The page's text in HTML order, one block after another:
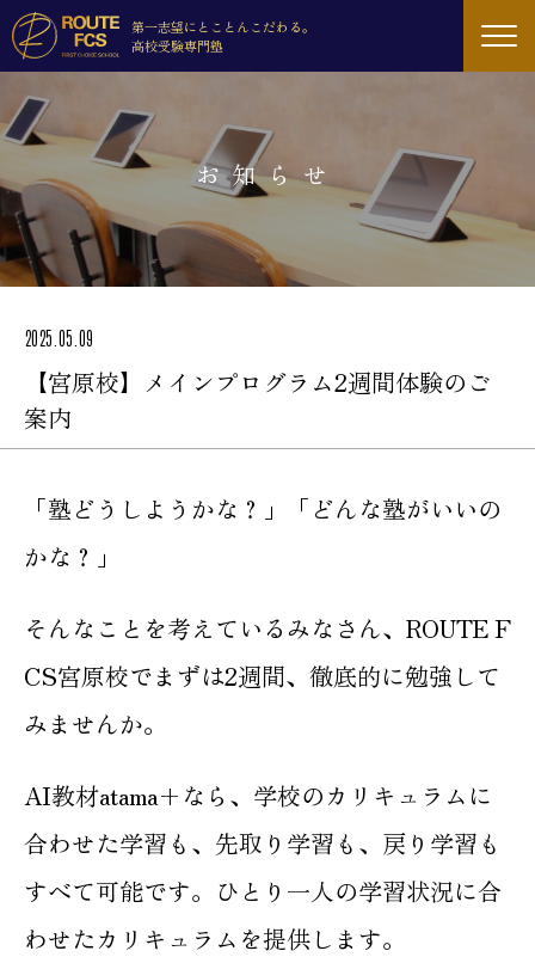
第一志望にとことんこだわる。
高校受験専門塾
お知らせ
2025.05.09
【宮原校】メインプログラム2週間体験のご
案内
「塾どうしようかな？」「どんな塾がいいの
かな？」
そんなことを考えているみなさん、ROUTE F
CS宮原校でまずは2週間、徹底的に勉強して
みませんか。
AI教材atama+なら、学校のカリキュラムに
合わせた学習も、先取り学習も、戻り学習も
すべて可能です。ひとり一人の学習状況に合
わせたカリキュラムを提供します。